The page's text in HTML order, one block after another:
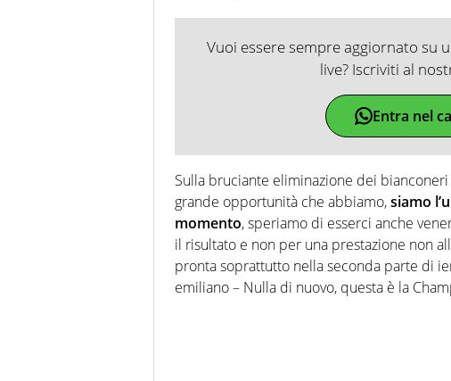
Vuoi essere sempre aggiornato su
live? Iscriviti al
Entra nel
Sulla bruciante eliminazione dei
grande opportunità che abbiamo,siamo
momento, speriamo di esserci anche
il risultato e non per una prestazione non
pronta soprattutto nella seconda parte di
emiliano – Nulla di nuovo, questa è la